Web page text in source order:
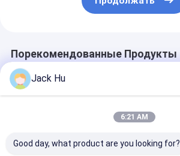
Порекомендованные Продукты
Jack Hu
6:21 AM
Good day, what product are you looking for?